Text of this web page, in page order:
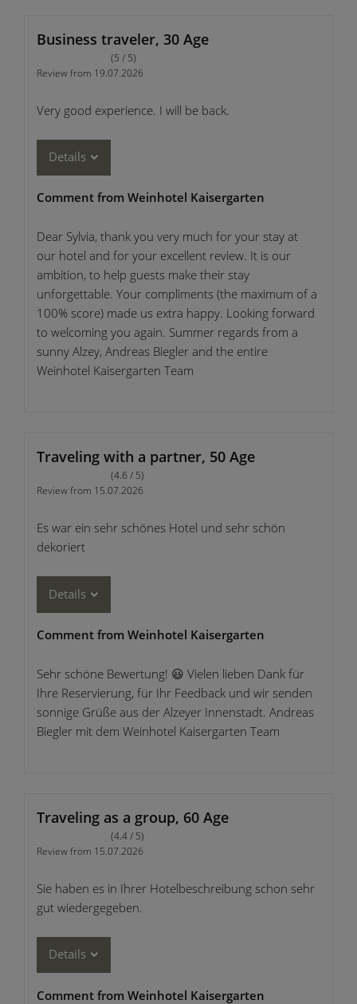
Business traveler, 30 Age
(5 / 5)
Review from 19.07.2026
Very good experience. I will be back.
Details
Comment from Weinhotel Kaisergarten
Dear Sylvia, thank you very much for your stay at
our hotel and for your excellent review. It is our
ambition, to help guests make their stay
unforgettable. Your compliments (the maximum of a
100% score) made us extra happy. Looking forward
to welcoming you again. Summer regards from a
sunny Alzey, Andreas Biegler and the entire
Weinhotel Kaisergarten Team
Traveling with a partner, 50 Age
(4.6 / 5)
Review from 15.07.2026
Es war ein sehr schönes Hotel und sehr schön
dekoriert
Details
Comment from Weinhotel Kaisergarten
Sehr schöne Bewertung! 😃 Vielen lieben Dank für
Ihre Reservierung, für Ihr Feedback und wir senden
sonnige Grüße aus der Alzeyer Innenstadt. Andreas
Biegler mit dem Weinhotel Kaisergarten Team
Traveling as a group, 60 Age
(4.4 / 5)
Review from 15.07.2026
Sie haben es in Ihrer Hotelbeschreibung schon sehr
gut wiedergegeben.
Details
Comment from Weinhotel Kaisergarten